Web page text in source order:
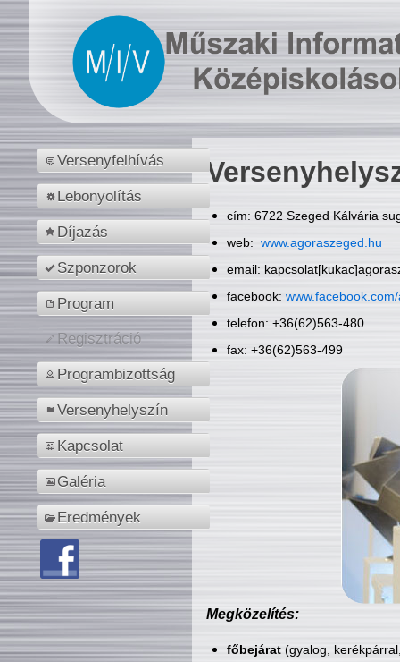
Versenyfelhívás
Lebonyolítás
Díjazás
Szponzorok
Program
Regisztráció
Programbizottság
Versenyhelyszín
Kapcsolat
Galéria
Eredmények
cím: 6722 Szeged Kálvária
web: www.agoraszeged.hu
email:
facebook:
telefon: +36(62)563-480
fax: +36(62)563-499
Megközelítés:
főbejárat(gyalog,